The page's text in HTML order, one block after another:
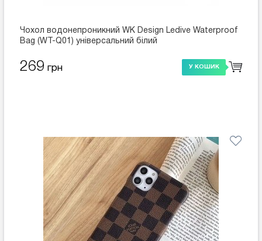
Чохол водонепроникний WK Design Ledive Waterproof
Bag (WT-Q01) універсальний білий
269 грн У КОШИК